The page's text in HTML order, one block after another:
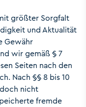
größter Sorgfalt
und Aktualität
Gewähr
wir gemäß § 7
Seiten nach den
Nach §§ 8 bis 10
nicht
fremde